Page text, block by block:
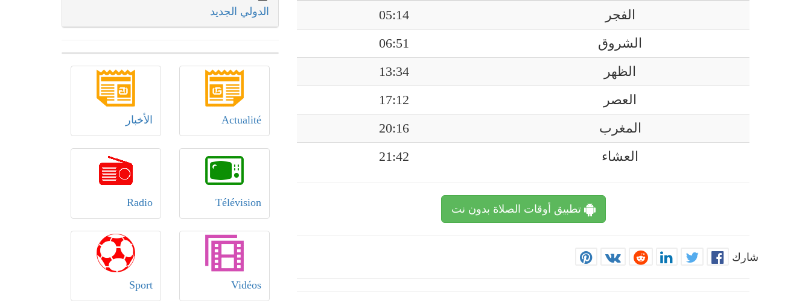
الفجر
05:14
الشروق
06:51
الظهر
13:34
العصر
17:12
المغرب
20:16
العشاء
21:42
تطبيق أوقات الصلاة بدون نت
شارك
الدولي الجديد
Actualité الأخبار
Télévision
Radio
Vidéos
Sport